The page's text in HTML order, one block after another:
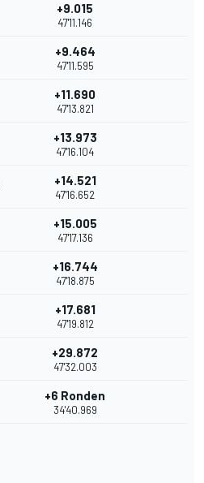
+9.015
47'11.146
+9.464
47'11.595
+11.690
47'13.821
+13.973
47'16.104
+14.521
47'16.652
+15.005
47'17.136
+16.744
47'18.875
+17.681
47'19.812
+29.872
47'32.003
+6 Ronden
34'40.969